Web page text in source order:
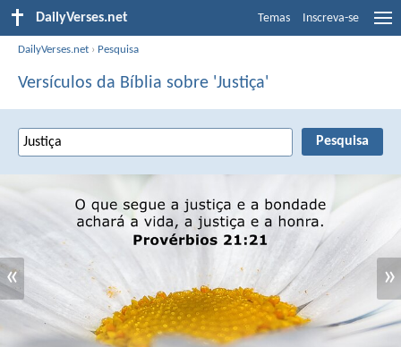
DailyVerses.net Temas Inscreva-se
DailyVerses.net › Pesquisa
Versículos da Bíblia sobre 'Justiça'
« »